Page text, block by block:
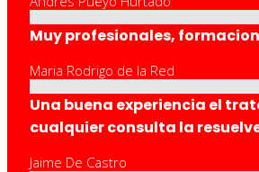
Muy profesionales,
Maria Rodrigo de la Red
Una buena experiencia el
cualquier consulta la
Jaime De Castro